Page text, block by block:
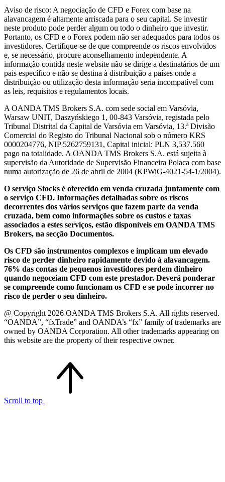
Aviso de risco: A negociação de CFD e Forex com base na
alavancagem é altamente arriscada para o seu capital. Se investir
neste produto pode perder algum ou todo o dinheiro que investir.
Portanto, os CFD e o Forex podem não ser adequados para todos os
investidores. Certifique-se de que compreende os riscos envolvidos
e, se necessário, procure aconselhamento independente. A
informação contida neste website não se dirige a destinatários de um
país específico e não se destina à distribuição a países onde a
distribuição ou utilização desta informação seria incompatível com
as leis, requisitos e regulamentos locais.
A OANDA TMS Brokers S.A. com sede social em Varsóvia,
Warsaw UNIT, Daszyńskiego 1, 00-843 Varsóvia, registada pelo
Tribunal Distrital da Capital de Varsóvia em Varsóvia, 13.ª Divisão
Comercial do Registo do Tribunal Nacional sob o número KRS
0000204776, NIP 5262759131, Capital inicial: PLN 3,537.560
pago na totalidade. A OANDA TMS Brokers S.A. está sujeita à
supervisão da Autoridade de Supervisão Financeira Polaca com base
numa autorização de 26 de abril de 2004 (KPWiG-4021-54-1/2004).
O serviço Stocks é oferecido em venda cruzada juntamente com
o serviço CFD. Informações detalhadas sobre os riscos
decorrentes dos vários serviços que fazem parte da venda
cruzada, bem como informações sobre os custos e taxas
associados a estes serviços, estão disponíveis em OANDA TMS
Brokers, na secção Documentos.
Os CFD são instrumentos complexos e implicam um elevado
risco de perder dinheiro rapidamente devido à alavancagem.
76% das contas de pequenos investidores perdem dinheiro
quando negoceiam CFD com este prestador. Deverá ponderar
se compreende como funcionam os CFD e se pode incorrer no
risco de perder o seu dinheiro.
@ Copyright 2026 OANDA TMS Brokers S.A. All rights reserved.
“OANDA”, “fxTrade” and OANDA’s “fx” family of trademarks are
owned by OANDA Corporation. All other trademarks appearing on
this website are the property of their respective owner.
Scroll to top